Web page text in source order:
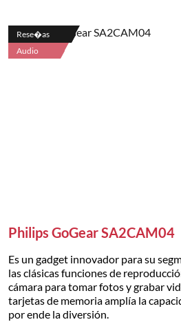
Rese�as
Audio
Philips GoGear SA2CAM04
Es un gadget innovador para su
las clásicas funciones de
cámara para tomar fotos y grabar
tarjetas de memoria amplía la
por ende la diversión.